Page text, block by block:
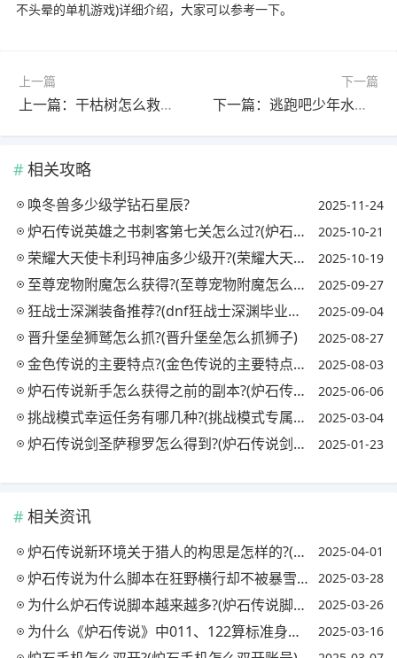
不头晕的单机游戏)详细介绍，大家可以参考一下。
上一篇
上一篇：干枯树怎么救活最快?(干枯树怎么救活最快的方法)
下一篇
下一篇：逃跑吧少年水之忍者该带哪种武器卡?(逃跑吧少年水之忍者带什么)
相关攻略
唤冬兽多少级学钻石星辰? 2025-11-24
炉石传说英雄之书刺客第七关怎么过?(炉石传说英雄之书刺客攻略) 2025-10-21
荣耀大天使卡利玛神庙多少级开?(荣耀大天使卡利玛神庙打几次) 2025-10-19
至尊宠物附魔怎么获得?(至尊宠物附魔怎么获得视频) 2025-09-27
狂战士深渊装备推荐?(dnf狂战士深渊毕业套是什么) 2025-09-04
晋升堡垒狮鹫怎么抓?(晋升堡垒怎么抓狮子) 2025-08-27
金色传说的主要特点?(金色传说的主要特点有哪些) 2025-08-03
炉石传说新手怎么获得之前的副本?(炉石传说怎么获得以前的冒险模式) 2025-06-06
挑战模式幸运任务有哪几种?(挑战模式专属奖励) 2025-03-04
炉石传说剑圣萨穆罗怎么得到?(炉石传说剑圣萨穆罗卡组) 2025-01-23
相关资讯
炉石传说新环境关于猎人的构思是怎样的?(炉石传说新版猎人) 2025-04-01
炉石传说为什么脚本在狂野横行却不被暴雪与网易爸爸制裁?(炉石传说为什么狂野模式玩不了) 2025-03-28
为什么炉石传说脚本越来越多?(炉石传说脚本为什么这么多) 2025-03-26
为什么《炉石传说》中011、122算标准身材，但233、344就算呢?(炉石传说128) 2025-03-16